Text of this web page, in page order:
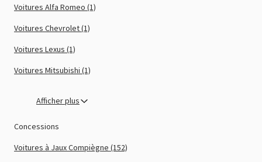
Voitures Alfa Romeo (1)
Voitures Chevrolet (1)
Voitures Lexus (1)
Voitures Mitsubishi (1)
Afficher plus
Concessions
Voitures à Jaux Compiègne (152)